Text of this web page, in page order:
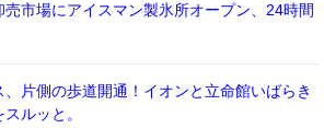
売市場にアイスマン製氷所オープン、24時間
、片側の歩道開通！イオンと立命館いばらき
ルッと。